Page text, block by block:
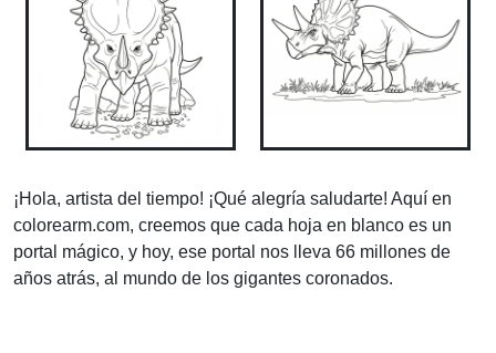
¡Hola, artista del tiempo! ¡Qué alegría saludarte! Aquí en
colorearm.com, creemos que cada hoja en blanco es un
portal mágico, y hoy, ese portal nos lleva 66 millones de
años atrás, al mundo de los gigantes coronados.